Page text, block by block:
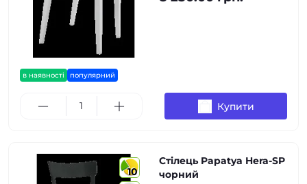
в наявності популярний
Купити
10
Стілець Papatya Hera-SP
чорний